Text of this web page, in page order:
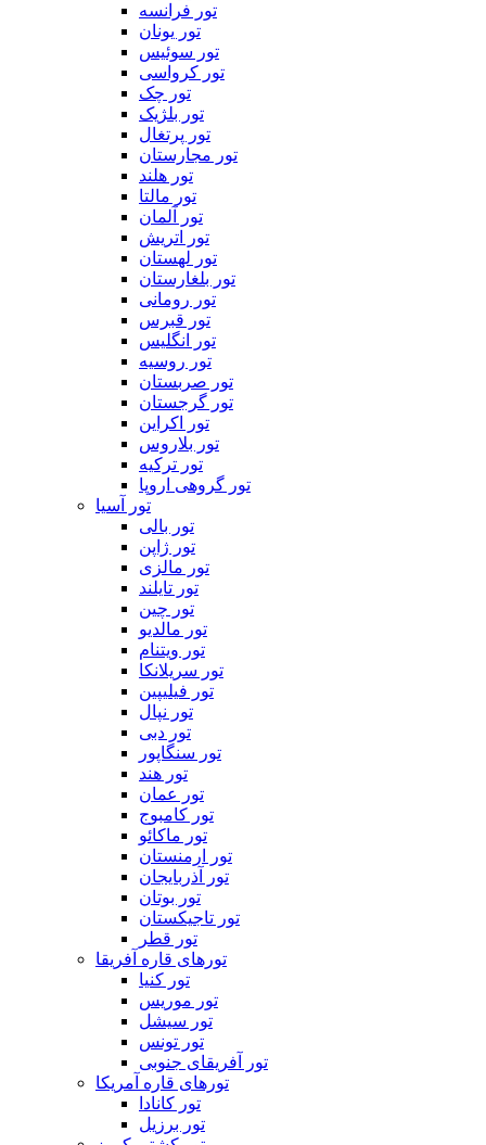
تور فرانسه
تور یونان
تور سوئیس
تور کرواسی
تور چک
تور بلژیک
تور پرتغال
تور مجارستان
تور هلند
تور مالتا
تور آلمان
تور اتریش
تور لهستان
تور بلغارستان
تور رومانی
تور قبرس
تور انگلیس
تور روسیه
تور صربستان
تور گرجستان
تور اکراین
تور بلاروس
تور ترکیه
تور گروهی اروپا
تور آسیا
تور بالی
تور ژاپن
تور مالزی
تور تایلند
تور چین
تور مالدیو
تور ویتنام
تور سریلانکا
تور فیلیپین
تور نپال
تور دبی
تور سنگاپور
تور هند
تور عمان
تور کامبوج
تور ماکائو
تور ارمنستان
تور آذربایجان
تور بوتان
تور تاجیکستان
تور قطر
تورهای قاره آفریقا
تور کنیا
تور موریس
تور سیشل
تور تونس
تور آفریقای جنوبی
تورهای قاره آمریکا
تور کانادا
تور برزیل